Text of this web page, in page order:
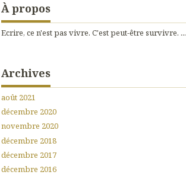
À propos
Ecrire, ce n'est pas vivre. C'est peut-être survivre. ...
Archives
août 2021
décembre 2020
novembre 2020
décembre 2018
décembre 2017
décembre 2016